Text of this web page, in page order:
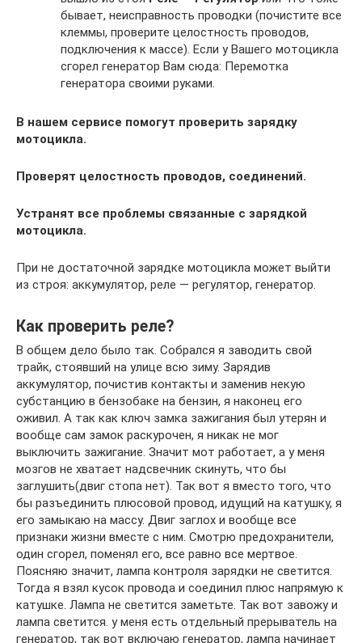
бывает, неисправность проводки (почистите все
клеммы, проверите целостность проводов,
подключения к массе). Если у Вашего мотоцикла
сгорел генератор Вам сюда: Перемотка
генератора своими руками.
В нашем сервисе помогут проверить зарядку
мотоцикла.
Проверят целостность проводов, соединений.
Устранят все проблемы связанные с зарядкой
мотоцикла.
При не достаточной зарядке мотоцикла может выйти
из строя: аккумулятор, реле — регулятор, генератор.
Как проверить реле?
В общем дело было так. Собрался я заводить свой
трайк, стоявший на улице всю зиму. Зарядив
аккумулятор, почистив контакты и заменив некую
субстанцию в бензобаке на бензин, я наконец его
оживил. А так как ключ замка зажигания был утерян и
вообще сам замок раскурочен, я никак не мог
выключить зажигание. Значит мот работает, а у меня
мозгов не хватает надсвечник скинуть, что бы
заглушить(двиг стопа нет). Так вот я вместо того, что
бы разъединить плюсовой провод, идущий на катушку, я
его замыкаю на массу. Двиг заглох и вообще все
признаки жизни вместе с ним. Смотрю предохранители,
один сгорел, поменял его, все равно все мертвое.
Поясняю значит, лампа контроля зарядки не светится.
Тогда я взял кусок провода и соединил плюс напрямую к
катушке. Лампа не светится заметьте. Так вот завожу и
лампа светится. у меня есть отдельный прерыватель на
генератор, так вот включаю генератор, лампа начинает